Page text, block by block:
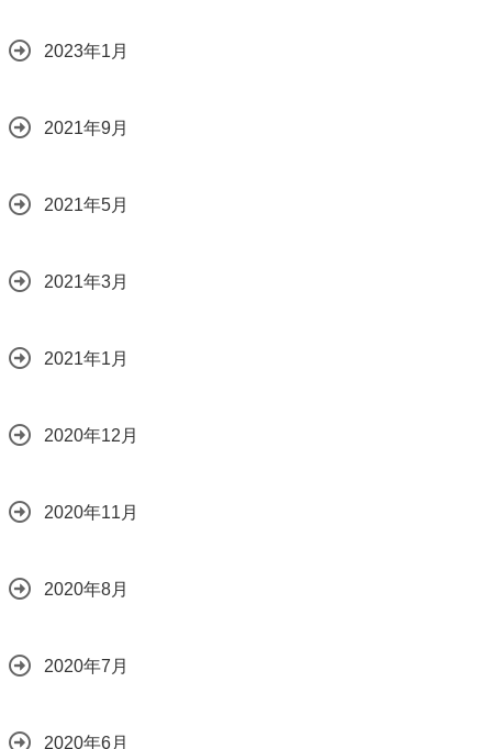
2023年1月
2021年9月
2021年5月
2021年3月
2021年1月
2020年12月
2020年11月
2020年8月
2020年7月
2020年6月